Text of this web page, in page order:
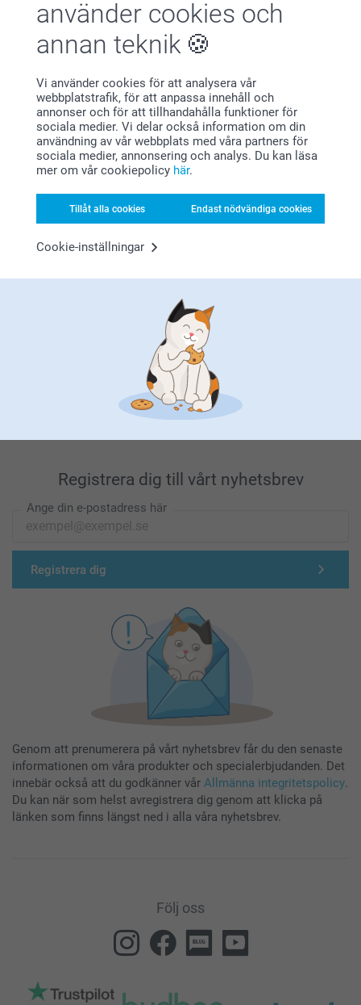
använder cookies och
annan teknik
Vi använder cookies för att analysera vår
webbplatstrafik, för att anpassa innehåll och
annonser och för att tillhandahålla funktioner för
sociala medier. Vi delar också information om din
användning av vår webbplats med våra partners för
sociala medier, annonsering och analys. Du kan läsa
mer om vår cookiepolicy här.
Tillåt alla cookies Endast nödvändiga cookies
Cookie-inställningar
Bonus på alla dina köp
Letar du efter inspiration?
Förstklassig kundservice
Registrera dig till vårt nyhetsbrev
Ange din e-postadress här
Registrera dig
Genom att prenumerera på vårt nyhetsbrev får du den senaste
informationen om våra produkter och specialerbjudanden. Det
innebär också att du godkänner vår Allmänna integritetspolicy.
Du kan när som helst avregistrera dig genom att klicka på
länken som finns längst ned i alla våra nyhetsbrev.
Följ oss